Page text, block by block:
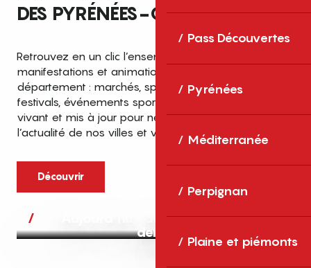
Pass Découvertes
Pyrénées
Méditerranée
Perpignan
Plaine et piémonts
DES PYRÉNÉES-ORIENTALES
Retrouvez en un clic l’ensemble des fêtes,
manifestations et animations recensées dans le
département : marchés, spectacles, expositions,
festivals, événements sportifs et culturels… un agenda
vivant et mis à jour pour ne rien manquer de
l’actualité de nos villes et villages.
Découvrir
Aujourd’hui, demain et après-
demain